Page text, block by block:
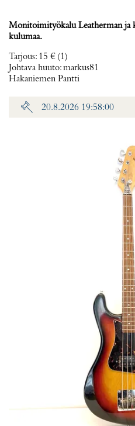
Monitoimityökalu Leatherman ja
kulumaa.
Tarjous: 15 € (1)
Johtava huuto:markus81
Hakaniemen Pantti
20.8.2026 19:58:00